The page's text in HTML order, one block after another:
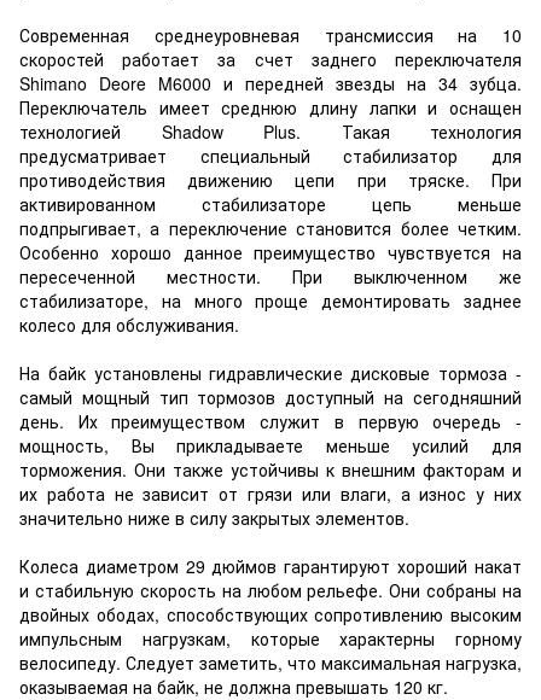
Современная среднеуровневая трансмиссия на 10
скоростей работает за счет заднего переключателя
Shimano Deore M6000 и передней звезды на 34 зубца.
Переключатель имеет среднюю длину лапки и оснащен
технологией Shadow Plus. Такая технология
предусматривает специальный стабилизатор для
противодействия движению цепи при тряске. При
активированном стабилизаторе цепь меньше
подпрыгивает, а переключение становится более четким.
Особенно хорошо данное преимущество чувствуется на
пересеченной местности. При выключенном же
стабилизаторе, на много проще демонтировать заднее
колесо для обслуживания.
На байк установлены гидравлические дисковые тормоза -
самый мощный тип тормозов доступный на сегодняшний
день. Их преимуществом служит в первую очередь -
мощность, Вы прикладываете меньше усилий для
торможения. Они также устойчивы к внешним факторам и
их работа не зависит от грязи или влаги, а износ у них
значительно ниже в силу закрытых элементов.
Колеса диаметром 29 дюймов гарантируют хороший накат
и стабильную скорость на любом рельефе. Они собраны на
двойных ободах, способствующих сопротивлению высоким
импульсным нагрузкам, которые характерны горному
велосипеду. Следует заметить, что максимальная нагрузка,
оказываемая на байк, не должна превышать 120 кг.